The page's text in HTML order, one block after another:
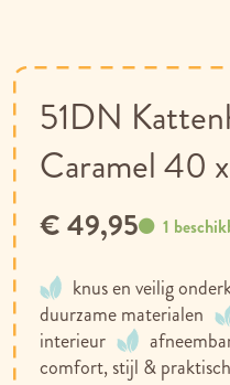
van
de
afbeeldingen-
gallerij
begin
van
de
afbeeldingen-
gallerij
51DN
Caramel 40
knus en veilig
duurzame materialen
interieur
comfort, stijl &
1
€ 49,95